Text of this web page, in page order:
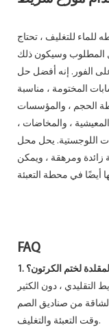
للتغليف ، تحتاج
الفور. إنه أفضل حل
الحجم ، والمؤسسات
المعيشية ، والمخاضات ،
زائدة ومرهقة ، ويمكن
FAQ
لختم الكرتون؟
التقليدي ، دون الكثير
وقت التعبئة والتغليف.